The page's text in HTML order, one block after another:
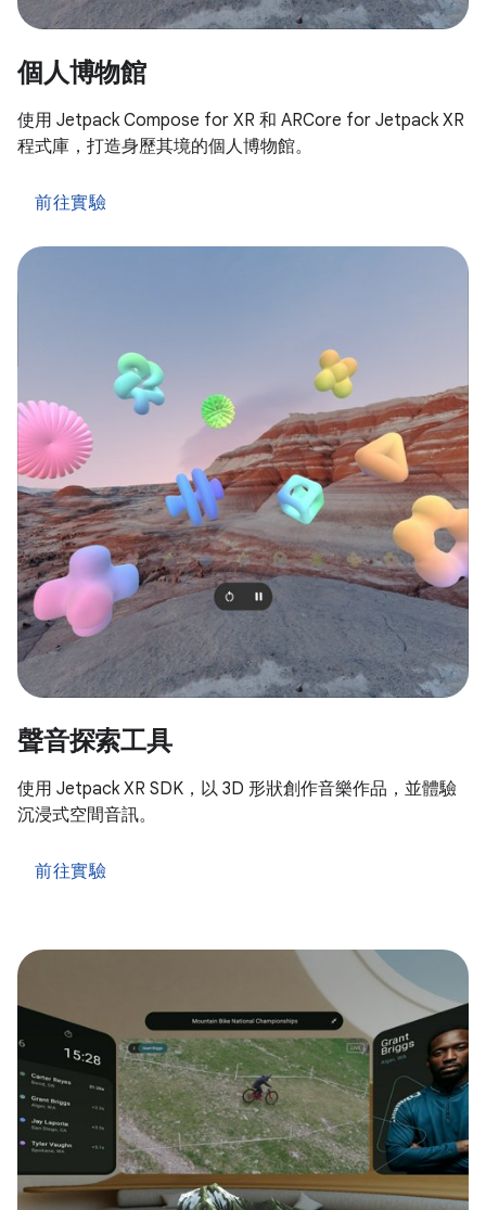
個人博物館
使用 Jetpack Compose for XR 和 ARCore for Jetpack XR
程式庫，打造身歷其境的個人博物館。
前往實驗
聲音探索工具
使用 Jetpack XR SDK，以 3D 形狀創作音樂作品，並體驗
沉浸式空間音訊。
前往實驗